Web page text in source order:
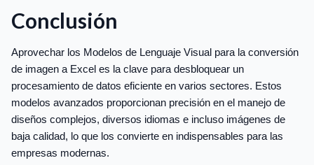
Conclusión
Aprovechar los Modelos de Lenguaje Visual para la conversión
de imagen a Excel es la clave para desbloquear un
procesamiento de datos eficiente en varios sectores. Estos
modelos avanzados proporcionan precisión en el manejo de
diseños complejos, diversos idiomas e incluso imágenes de
baja calidad, lo que los convierte en indispensables para las
empresas modernas.